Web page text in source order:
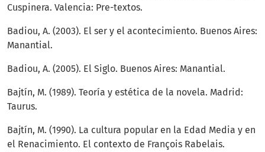
Cuspinera. Valencia: Pre-textos.
Badiou, A. (2003). El ser y el acontecimiento. Buenos Aires:
Manantial.
Badiou, A. (2005). El Siglo. Buenos Aires: Manantial.
Bajtín, M. (1989). Teoría y estética de la novela. Madrid:
Taurus.
Bajtín, M. (1990). La cultura popular en la Edad Media y en
el Renacimiento. El contexto de François Rabelais.